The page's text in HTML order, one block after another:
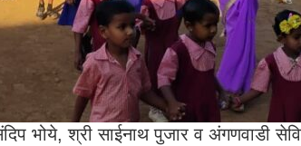
भोये, श्री साईनाथ पुजार व अंगणवाडी